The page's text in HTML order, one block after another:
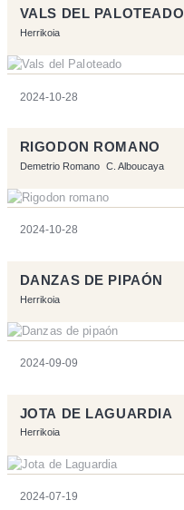
VALS DEL PALOTEADO
Herrikoia
2024-10-28
RIGODON ROMANO
Demetrio Romano C. Alboucaya
2024-10-28
DANZAS DE PIPAÓN
Herrikoia
2024-09-09
JOTA DE LAGUARDIA
Herrikoia
2024-07-19